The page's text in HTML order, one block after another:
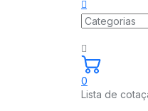
0
Lista de